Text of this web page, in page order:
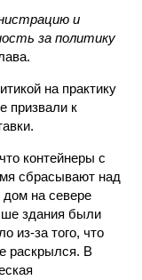
и
за политику
на практику
призвали к
контейнеры с
сбрасывают над
на севере
здания были
из-за того, что
раскрылся. В